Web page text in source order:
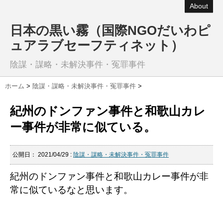
About
日本の黒い霧（国際NGOだいわピ
ュアラブセーフティネット）
陰謀・謀略・未解決事件・冤罪事件
ホーム > 陰謀・謀略・未解決事件・冤罪事件 >
紀州のドンファン事件と和歌山カレ
ー事件が非常に似ている。
公開日： 2021/04/29 : 陰謀・謀略・未解決事件・冤罪事件
紀州のドンファン事件と和歌山カレー事件が非
常に似ているなと思います。